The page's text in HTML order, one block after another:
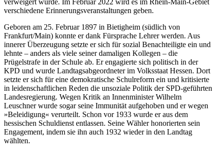
verschiedene Erinnerungsveranstaltungen geben.
Geboren am 25. Februar 1897 in Bietigheim (südlich von
Frankfurt/Main) konnte er dank Fürsprache Lehrer werden. Aus
innerer Überzeugung setzte er sich für sozial Benachteiligte ein und
lehnte – anders als viele seiner damaligen Kollegen – die
Prügelstrafe in der Schule ab. Er engagierte sich politisch in der
KPD und wurde Landtagsabgeordneter im Volksstaat Hessen. Dort
setzte er sich für eine demokratische Schulreform ein und kritisierte
in leidenschaftlichen Reden die unsoziale Politik der SPD-geführten
Landesregierung. Wegen Kritik an Innenminister Wilhelm
Leuschner wurde sogar seine Immunität aufgehoben und er wegen
»Beleidigung« verurteilt. Schon vor 1933 wurde er aus dem
hessischen Schuldienst entlassen. Seine Wähler honorierten sein
Engagement, indem sie ihn auch 1932 wieder in den Landtag
wählten.